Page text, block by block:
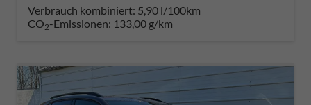
Verbrauch kombiniert: 5,90 l/100km
CO2-Emissionen: 133,00 g/km